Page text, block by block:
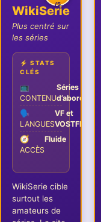
/5
WikiSerie
Plus centré sur
les séries
⚡ STATS
CLÉS
📺
CONTENU
Séries
d’abord
🗣️
LANGUES
VF et
VOSTFR
🧭
ACCÈS
Fluide
WikiSerie cible
surtout les
amateurs de